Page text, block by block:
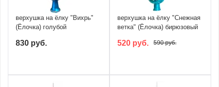
верхушка на ёлку "Вихрь"
(Ёлочка) голубой
830 руб.
верхушка на ёлку "Снежная
ветка" (Ёлочка) бирюзовый
520 руб. 590 руб.